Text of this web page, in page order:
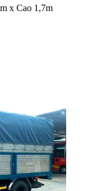
x Cao 1,7m